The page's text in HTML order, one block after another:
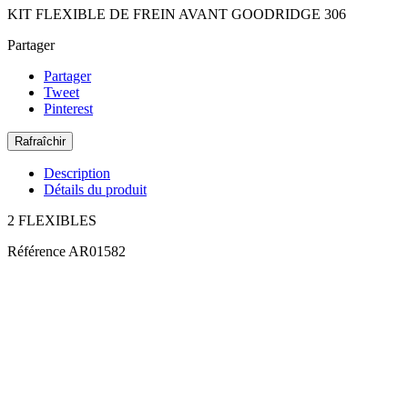
KIT FLEXIBLE DE FREIN AVANT GOODRIDGE 306
Partager
Partager
Tweet
Pinterest
Description
Détails du produit
2 FLEXIBLES
RéférenceAR01582